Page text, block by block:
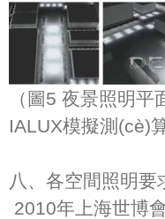
（圖5 夜景照明
IALUX模擬測(cè)
八、各空間照明要
2010年上海世博